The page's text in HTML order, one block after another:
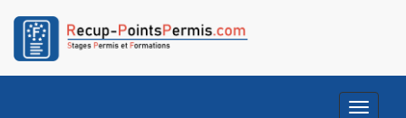
Toggle